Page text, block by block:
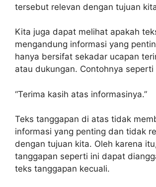
tersebut relevan dengan tujuan
Kita juga dapat melihat apakah
mengandung informasi yang
hanya bersifat sekadar ucapan
atau dukungan. Contohnya
“Terima kasih atas informasinya.”
Teks tanggapan di atas tidak
informasi yang penting dan tidak
dengan tujuan kita. Oleh karena
tanggapan seperti ini dapat
teks tanggapan kecuali.